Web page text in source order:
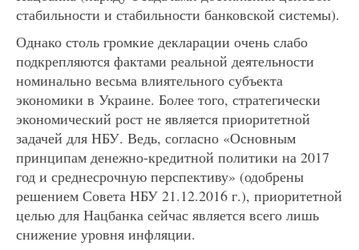
стабильности и стабильности банковской системы).
Однако столь громкие декларации очень слабо
подкрепляются фактами реальной деятельности
номинально весьма влиятельного субъекта
экономики в Украине. Более того, стратегически
экономический рост не является приоритетной
задачей для НБУ. Ведь, согласно «Основным
принципам денежно-кредитной политики на 2017
год и среднесрочную перспективу» (одобрены
решением Совета НБУ 21.12.2016 г.), приоритетной
целью для Нацбанка сейчас является всего лишь
снижение уровня инфляции.